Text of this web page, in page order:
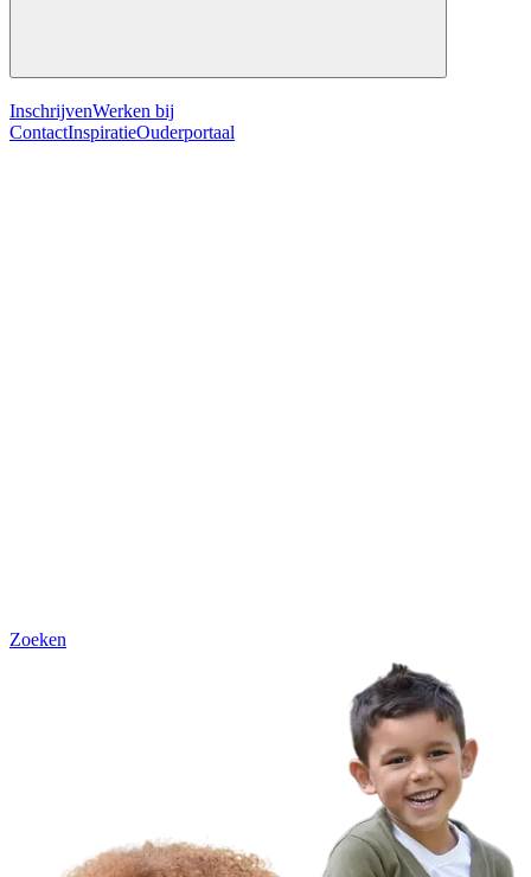
InschrijvenWerken bij
ContactInspiratieOuderportaal
Zoeken